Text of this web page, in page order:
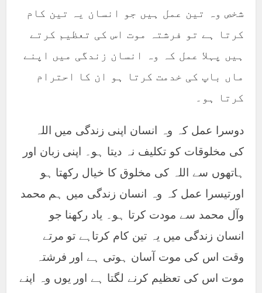
شخص وہ تین عمل ہیں جو انسان یہ تین کام
کرتا ہے تو فرشتہ موت اس کی تعظیم کرتے
ہیں پہلا عمل کہ وہ انسان زندگی میں اپنے
ماں باپ کی خدمت کرتا ہو ان کا احترام
کرتا ہو۔
دوسرا عمل کہ وہ انسان اپنی زندگی میں اللہ
کی مخلوقات کو تکلیف نہ دیتا ہو۔ اپنی زبان اور
ہاتھوں سے اللہ کی مخلوق کا خیال رکھتا ہو
اورتیسرا عمل کہ وہ انسان زندگی میں ہم محمد
وآل محمد سے مودت کرتا ہو۔ یاد رکھنا جو
انسان زندگی میں یہ تین کام کرتاہے تو مرتے
وقت اس کی موت آسان ہوتی ہے اور فرشتہ
موت اس کی تعظیم کرنے لگتا ہے اور یوں وہ اپنے